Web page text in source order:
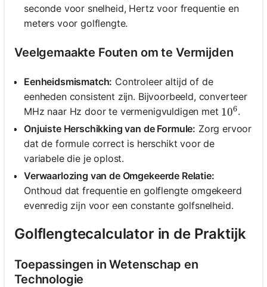
seconde voor snelheid, Hertz voor frequentie en
meters voor golflengte.
Veelgemaakte Fouten om te Vermijden
Eenheidsmismatch: Controleer altijd of de
eenheden consistent zijn. Bijvoorbeeld, converteer
MHz naar Hz door te vermenigvuldigen met 10^6
106.
Onjuiste Herschikking van de Formule: Zorg ervoor
dat de formule correct is herschikt voor de
variabele die je oplost.
Verwaarlozing van de Omgekeerde Relatie:
Onthoud dat frequentie en golflengte omgekeerd
evenredig zijn voor een constante golfsnelheid.
Golflengtecalculator in de Praktijk
Toepassingen in Wetenschap en
Technologie